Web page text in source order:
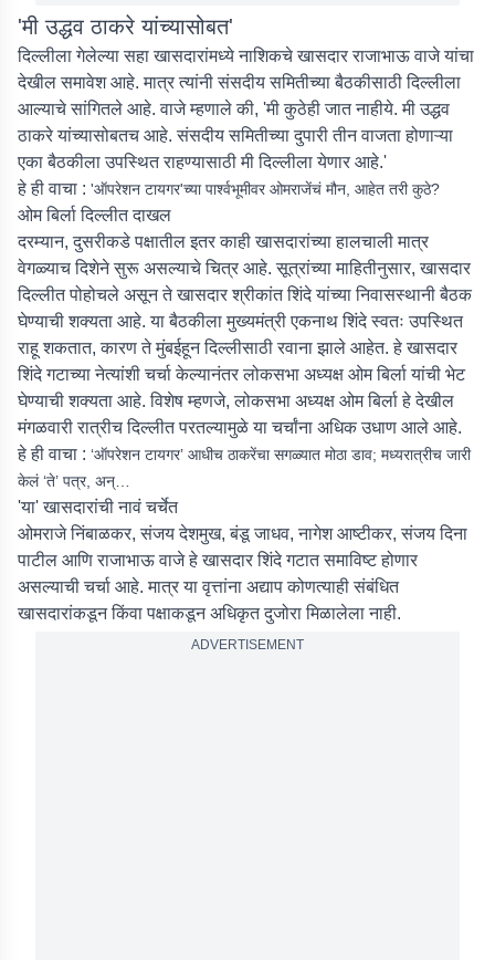
'मी उद्धव ठाकरे यांच्यासोबत'
दिल्लीला गेलेल्या सहा खासदारांमध्ये नाशिकचे खासदार राजाभाऊ वाजे यांचा
देखील समावेश आहे. मात्र त्यांनी संसदीय समितीच्या बैठकीसाठी दिल्लीला
आल्याचे सांगितले आहे. वाजे म्हणाले की, 'मी कुठेही जात नाहीये. मी उद्धव
ठाकरे यांच्यासोबतच आहे. संसदीय समितीच्या दुपारी तीन वाजता होणाऱ्या
एका बैठकीला उपस्थित राहण्यासाठी मी दिल्लीला येणार आहे.'
हे ही वाचा : 'ऑपरेशन टायगर'च्या पार्श्वभूमीवर ओमराजेंचं मौन, आहेत तरी कुठे?
ओम बिर्ला दिल्लीत दाखल
दरम्यान, दुसरीकडे पक्षातील इतर काही खासदारांच्या हालचाली मात्र
वेगळ्याच दिशेने सुरू असल्याचे चित्र आहे. सूत्रांच्या माहितीनुसार, खासदार
दिल्लीत पोहोचले असून ते खासदार श्रीकांत शिंदे यांच्या निवासस्थानी बैठक
घेण्याची शक्यता आहे. या बैठकीला मुख्यमंत्री एकनाथ शिंदे स्वतः उपस्थित
राहू शकतात, कारण ते मुंबईहून दिल्लीसाठी रवाना झाले आहेत. हे खासदार
शिंदे गटाच्या नेत्यांशी चर्चा केल्यानंतर लोकसभा अध्यक्ष ओम बिर्ला यांची भेट
घेण्याची शक्यता आहे. विशेष म्हणजे, लोकसभा अध्यक्ष ओम बिर्ला हे देखील
मंगळवारी रात्रीच दिल्लीत परतल्यामुळे या चर्चांना अधिक उधाण आले आहे.
हे ही वाचा : ‘ऑपरेशन टायगर’ आधीच ठाकरेंचा सगळ्यात मोठा डाव; मध्यरात्रीच जारी
केलं ‘ते’ पत्र, अन्…
'या' खासदारांची नावं चर्चेत
ओमराजे निंबाळकर, संजय देशमुख, बंडू जाधव, नागेश आष्टीकर, संजय दिना
पाटील आणि राजाभाऊ वाजे हे खासदार शिंदे गटात समाविष्ट होणार
असल्याची चर्चा आहे. मात्र या वृत्तांना अद्याप कोणत्याही संबंधित
खासदारांकडून किंवा पक्षाकडून अधिकृत दुजोरा मिळालेला नाही.
ADVERTISEMENT